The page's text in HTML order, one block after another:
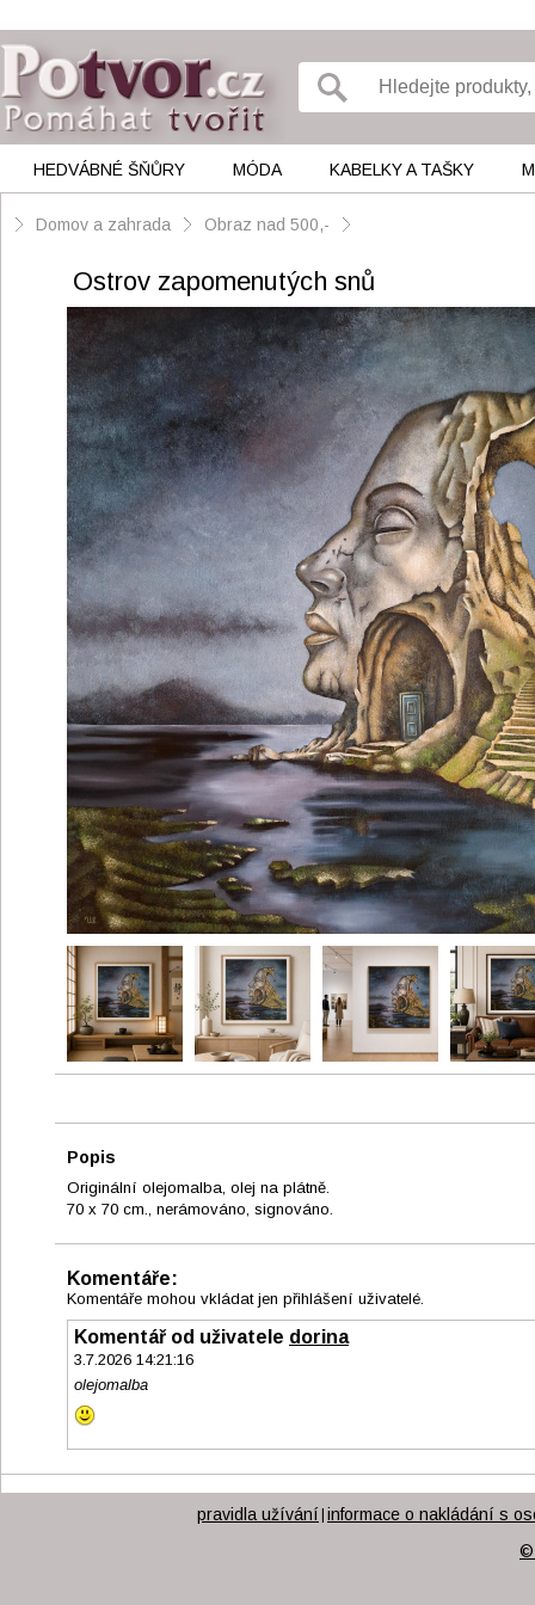
HEDVÁBNÉ ŠŇŮRY MÓDA KABELKY A TAŠKY
Domov a zahrada Obraz nad 500,-
Ostrov zapomenutých snů
Popis
Originální olejomalba, olej na plátně.
70 x 70 cm., nerámováno, signováno.
Komentáře:
Komentáře mohou vkládat jen přihlášení uživatelé.
Komentář od uživatele dorina
3.7.2026 14:21:16
olejomalba
pravidla užívání informace o nakládání s
©